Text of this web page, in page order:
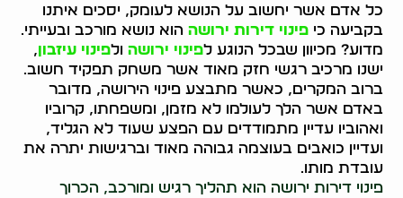
כל אדם אשר יחשוב על הנושא לעומק, יסכים איתנו
בקביעה כיפינוי דירות ירושה הוא נושא מורכב ובעייתי.
מדוע? מכיוון שבכל הנוגע לפינוי ירושה ולפינוי עיזבון,
ישנו מרכיב רגשי חזק מאוד אשר משחק תפקיד חשוב.
ברוב המקרים, כאשר מתבצע פינוי הירושה, מדובר
באדם אשר הלך לעולמו לא מזמן, ומשפחתו, קרוביו
ואהוביו עדיין מתמודדים עם הפצע שעוד לא הגליד,
ועדיין כואבים בעוצמה גבוהה מאוד וברגישות יתרה את
עובדת מותו.
פינוי דירות ירושה הוא תהליך רגיש ומורכב, הכרוך